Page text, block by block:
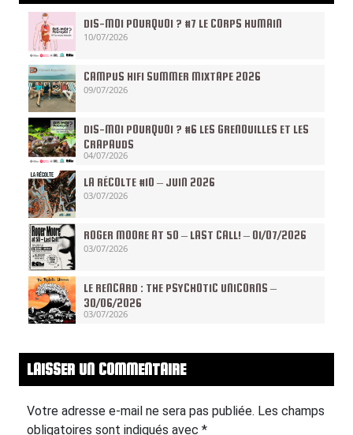
DIS-MOI POURQUOI ? #7 LE CORPS HUMAIN
10/07/2026
CAMPUS HIFI SUMMER MIXTAPE 2026
09/07/2026
DIS-MOI POURQUOI ? #6 LES GRENOUILLES ET LES
CRAPAUDS
04/07/2026
LA RÉCOLTE #10 – JUIN 2026
03/07/2026
ROGER MOORE AT 50 – LAST CALL! – 01/07/2026
03/07/2026
LE RENCARD : THE PSYCHOTIC UNICORNS –
30/06/2026
03/07/2026
LAISSER UN COMMENTAIRE
Votre adresse e-mail ne sera pas publiée. Les champs
obligatoires sont indiqués avec *